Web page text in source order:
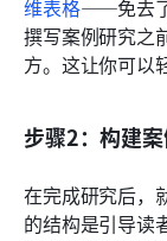
维表格——免去
撰写案例研究之
方。这让你可以
步骤2：构建
在完成研究后，
的结构是引导读